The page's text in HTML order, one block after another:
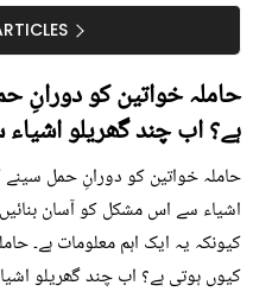
سستا اور قدرتی حل
حاملہ خواتین کو دورانِ
ہے؟ اب چند گھریلو
حاملہ خواتین کو دورانِ حمل
اشیاء سے اس مشکل کو آسان
کیونکہ یہ ایک اہم معلومات ہے۔
کیوں ہوتی ہے؟ اب چند گھریلو